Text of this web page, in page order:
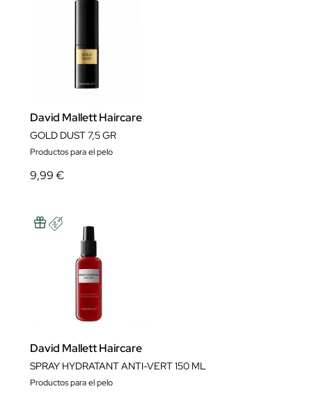
David Mallett Haircare
GOLD DUST 7,5 GR
Productos para el pelo
9,99 €
David Mallett Haircare
SPRAY HYDRATANT ANTI-VERT 150 ML
Productos para el pelo